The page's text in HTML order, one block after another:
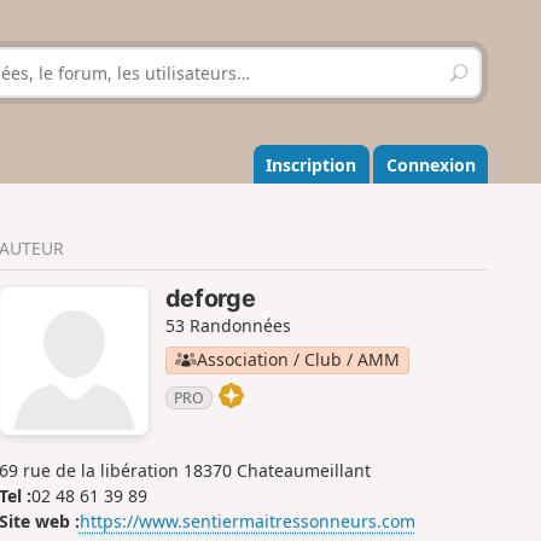
R
e
h
e
r
r
Inscription Connexion
AUTEUR
deforge
53 Randonnées
Association / Club / AMM
PRO
69 rue de la libération 18370 Chateaumeillant
Tel :02 48 61 39 89
Site web :https://www.sentiermaitressonneurs.com